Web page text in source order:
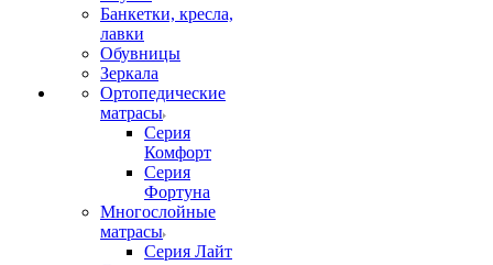
Банкетки, кресла,
лавки
Обувницы
Зеркала
Ортопедические
матрасы
Серия
Комфорт
Серия
Фортуна
Многослойные
матрасы
Серия Лайт